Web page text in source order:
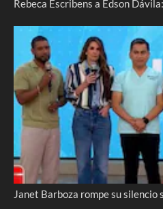
Rebeca Escribens a Edson
Janet Barboza rompe su silencio